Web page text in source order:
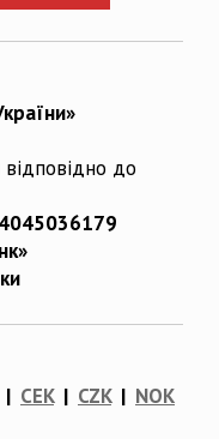
до
| CEK| CZK| NOK